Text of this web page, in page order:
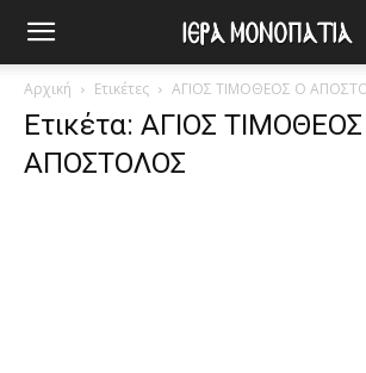
Αρχική Ετικέτες ΑΓΙΟΣ ΤΙΜΟΘΕΟΣ Ο
Ετικέτα: ΑΓΙΟΣ
ΑΠΟΣΤΟΛΟΣ